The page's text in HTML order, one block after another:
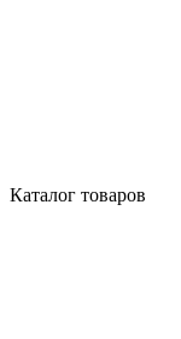
Каталог товаров